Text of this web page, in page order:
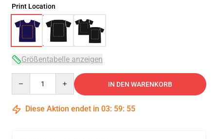
Print Location
Größentabelle anzeigen
IN DEN WARENKORB
Diese Aktion endet in 03: 59: 54